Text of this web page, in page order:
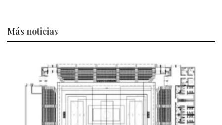
Más noticias